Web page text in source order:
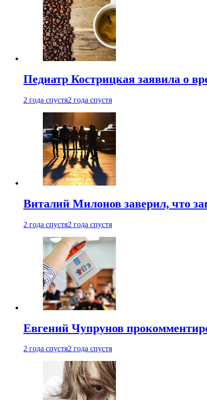
Педиатр Кострицкая заявила о
2 года спустя2 года спустя
Виталий Милонов заверил, что
2 года спустя2 года спустя
Евгений Чупрунов
2 года спустя2 года спустя